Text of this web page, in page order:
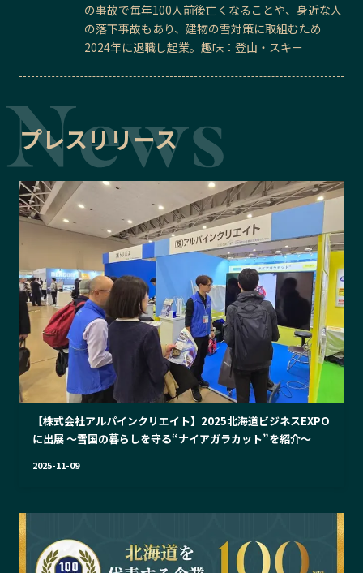
の事故で毎年100人前後亡くなることや、身近な人
の落下事故もあり、建物の雪対策に取組むため
2024年に退職し起業。趣味：登山・スキー
プレスリリース
【株式会社アルパインクリエイト】2025北海道ビジネスEXPO
に出展 〜雪国の暮らしを守る“ナイアガラカット”を紹介〜
2025-11-09